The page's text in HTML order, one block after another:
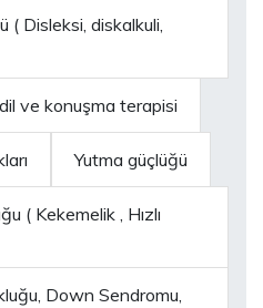
( Disleksi, diskalkuli,
ve konuşma terapisi
Yutma güçlüğü
( Kekemelik , Hızlı
Down Sendromu,